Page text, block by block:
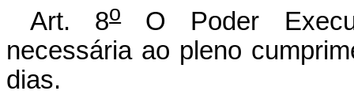
Art. 8oO Poder
necessária ao pleno
dias.